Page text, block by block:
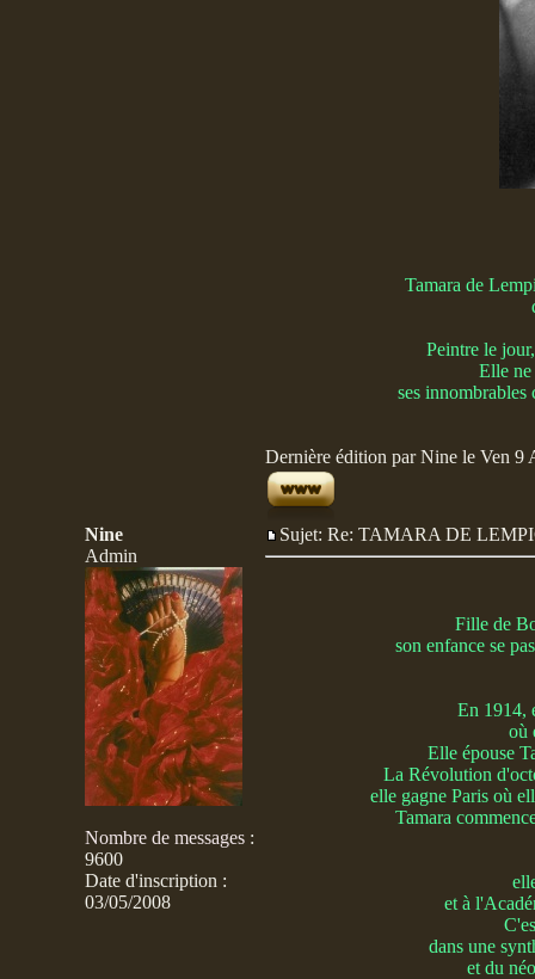
Tamara de
Peintre le
Elle ne
ses innombrables
Dernière édition par Nine le Ven 9
Nine
Admin
Nombre de messages :
9600
Date d'inscription :
03/05/2008
Sujet: Re: TAMARA DE
Fille de
son enfance se
En 1914,
où
Elle épouse
La Révolution
elle gagne Paris où
Tamara
et à
dans une
et du